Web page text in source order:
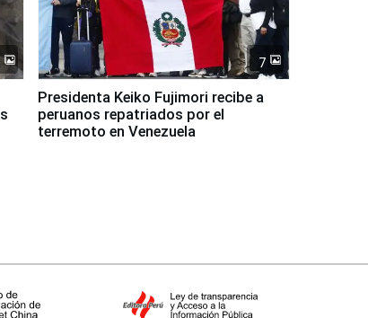
7
Presidenta Keiko Fujimori recibe a
peruanos repatriados por el
terremoto en Venezuela